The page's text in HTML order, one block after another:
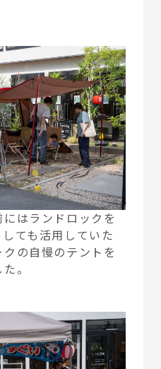
はランドロックを
ても活用していた
の自慢のテントを
。